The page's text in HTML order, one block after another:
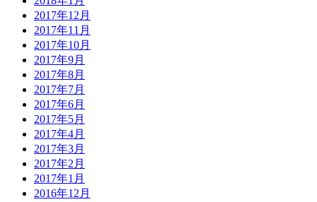
2017年12月
2017年11月
2017年10月
2017年9月
2017年8月
2017年7月
2017年6月
2017年5月
2017年4月
2017年3月
2017年2月
2017年1月
2016年12月